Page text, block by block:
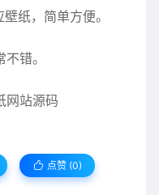
纸，简单方便。
错。
点赞 (0)